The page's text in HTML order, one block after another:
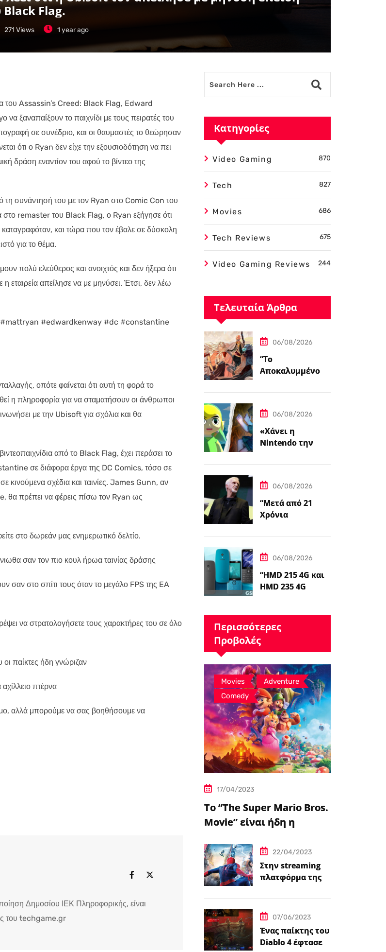
Flag.
271 Views 1 year ago
του Assassin’s Creed: Black Flag, Edward
ξαναπαίξουν το παιχνίδι με τους πειρατές του
σε συνέδριο, και οι θαυμαστές το θεώρησαν
ότι ο Ryan δεν είχε την εξουσιοδότηση να πει
δράση εναντίον του αφού το βίντεο της
συνάντησή του με τον Ryan στο Comic Con του
remaster του Black Flag, ο Ryan εξήγησε ότι
καταγραφόταν, και τώρα που τον έβαλε σε δύσκολη
για το θέμα.
πολύ ελεύθερος και ανοιχτός και δεν ήξερα ότι
εταιρεία απείλησε να με μηνύσει. Έτσι, δεν λέω
#mattryan #edwardkenway #dc #constantine
οπότε φαίνεται ότι αυτή τη φορά το
η πληροφορία για να σταματήσουν οι άνθρωποι
με την Ubisoft για σχόλια και θα
από το Black Flag, έχει περάσει το
σε διάφορα έργα της DC Comics, τόσο σε
σχέδια και ταινίες. James Gunn, αν
θα πρέπει να φέρεις πίσω τον Ryan ως
στο δωρεάν μας ενημερωτικό δελτίο.
σαν τον πιο κουλ ήρωα ταινίας δράσης
στο σπίτι τους όταν το μεγάλο FPS της EA
να στρατολογήσετε τους χαρακτήρες του σε όλο
παίκτες ήδη γνώριζαν
πτέρνα
αλλά μπορούμε να σας βοηθήσουμε να
Δημοσίου ΙΕΚ Πληροφορικής, είναι
του techgame.gr
Κατηγορίες
Video Gaming 870
Tech 827
Movies 686
Tech Reviews 675
Video Gaming Reviews 244
Τελευταία Άρθρα
06/08/2026
“Το
Αποκαλυμμένο
και Κονσόλες”
06/08/2026
«Χάνει η
Nintendo την
06/08/2026
“Μετά από 21
Χρόνια
Ταινιών Avatar, ο
Τώρα Λέει…
06/08/2026
“HMD 215 4G και
HMD 235 4G
το…
Περισσότερες
Προβολές
Movies , Adventure ,
Comedy
17/04/2023
Το “The Super Mario Bros.
Movie” είναι ήδη η
μεταφορά
βιντεοπαιχνιδιού στον
κινηματογράφο
22/04/2023
Στην streaming
πλατφόρμα της
σήμερα πέντε
ταινίες Spider-
Man
07/06/2023
Ένας παίκτης του
Diablo 4 έφτασε